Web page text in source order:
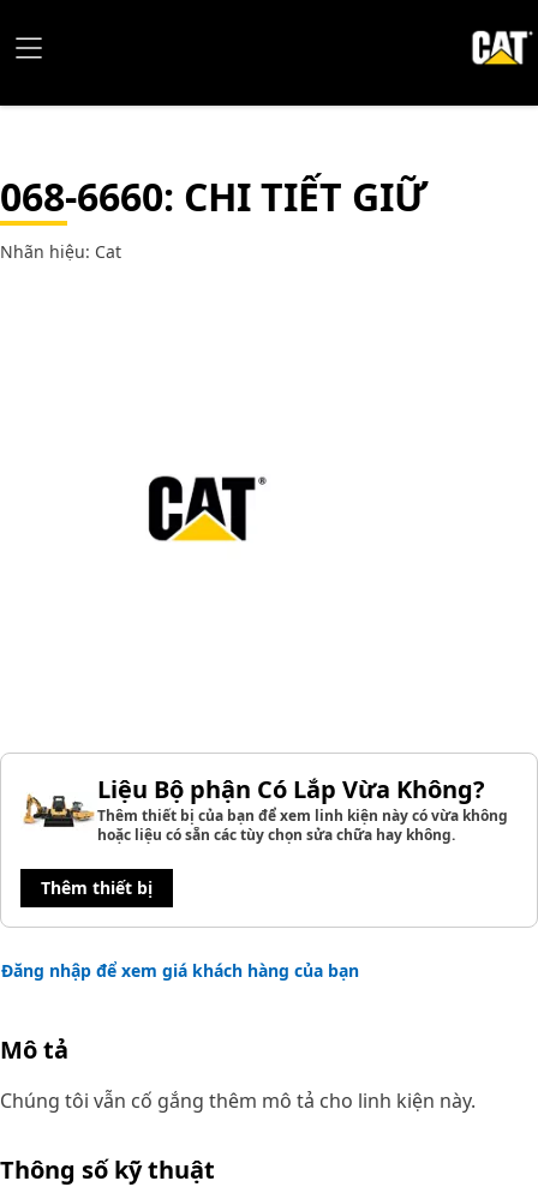
068-6660: CHI TIẾT GIỮ
Nhãn hiệu: Cat
Liệu Bộ phận Có Lắp Vừa Không?
Thêm thiết bị của bạn để xem linh kiện này có vừa không
hoặc liệu có sẵn các tùy chọn sửa chữa hay không.
Thêm thiết bị
Đăng nhập để xem giá khách hàng của bạn
Mô tả
Chúng tôi vẫn cố gắng thêm mô tả cho linh kiện này.
Thông số kỹ thuật